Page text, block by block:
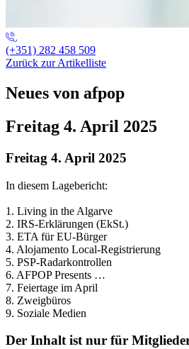
(+351) 282 458 509
Zurück zur Artikelliste
Neues von afpop
Freitag 4. April 2025
Freitag 4. April 2025
In diesem Lagebericht:
1. Living in the Algarve
2. IRS-Erklärungen (EkSt.)
3. ETA für EU-Bürger
4. Alojamento Local-Registrierung
5. PSP-Radarkontrollen
6. AFPOP Presents …
7. Feiertage im April
8. Zweigbüros
9. Soziale Medien
Der Inhalt ist nur für